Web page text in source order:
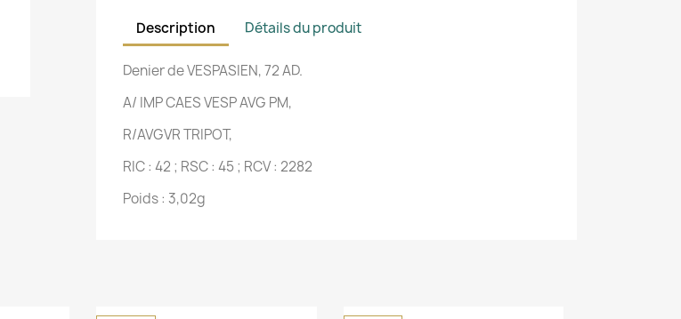
Description Détails du produit
Denier de VESPASIEN, 72 AD.
A/ IMP CAES VESP AVG PM,
R/AVGVR TRIPOT,
RIC : 42 ; RSC : 45 ; RCV : 2282
Poids : 3,02g